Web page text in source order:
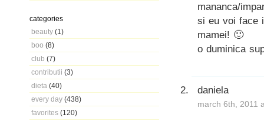
categories
beauty (1)
boo (8)
club (7)
contributii (3)
dieta (40)
every day (438)
favorites (120)
mananca/
si eu voi face
mamei! 🙂
o duminica
daniela
march 6th, 2011